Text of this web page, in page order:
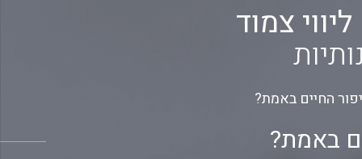
צמוד
החיים באמת?
באמת?